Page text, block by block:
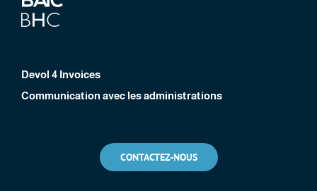
Devol 4 Invoices
Communication avec les administrations
CONTACTEZ-NOUS